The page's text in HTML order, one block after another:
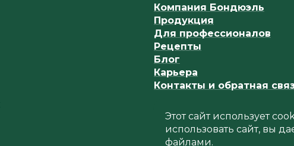
Компания Бондюэль
Продукция
Для профессионалов
Рецепты
Блог
Карьера
Контакты и обратная
Этот сайт использует
использовать сайт, вы
файлами.